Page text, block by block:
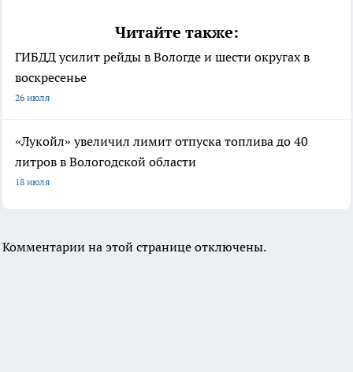
Читайте также:
ГИБДД усилит рейды в Вологде и шести округах в
воскресенье
26 июля
«Лукойл» увеличил лимит отпуска топлива до 40
литров в Вологодской области
18 июля
Комментарии на этой странице отключены.